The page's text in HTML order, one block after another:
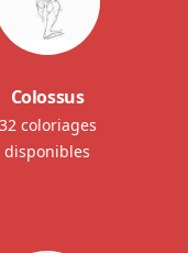
Colossus
32 coloriages
disponibles